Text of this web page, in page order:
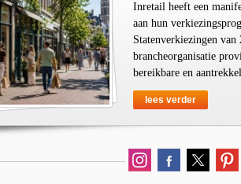
Inretail heeft een
aan hun
Statenverkiezingen
brancheorganisatie
bereikbare en
lees verder